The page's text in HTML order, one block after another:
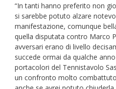
“In tanti hanno preferito non
si sarebbe potuto alzare
manifestazione, comunque
quella disputata contro Marco
avversari erano di livello
succede ormai da qualche
portacolori del Tennistavolo
un confronto molto